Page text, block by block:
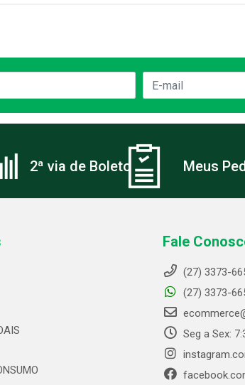
2ª via de Boleto Meus
Fale
(27) 3373-
(27) 3373-
Seg a Sex: